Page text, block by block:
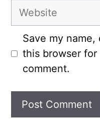
Website
Save my
this browser
comment.